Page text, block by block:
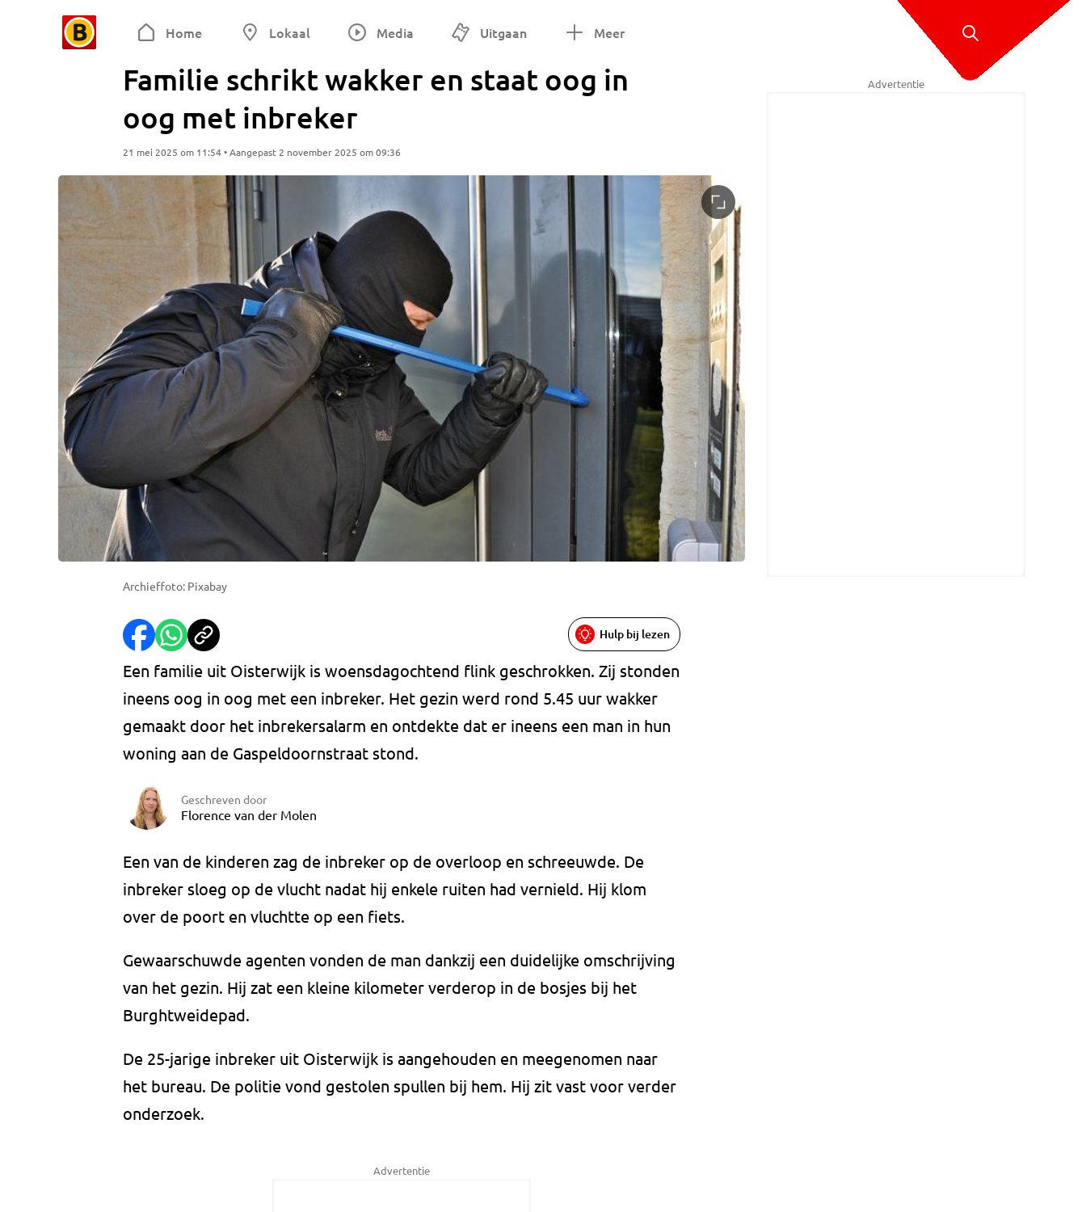
Home Lokaal Media Uitgaan Meer
Familie schrikt wakker en staat oog in
oog met inbreker
21 mei 2025 om 11:54 • Aangepast 2 november 2025 om 09:36
Archieffoto: Pixabay
Hulp bij lezen
Een familie uit Oisterwijk is woensdagochtend flink geschrokken. Zij stonden
ineens oog in oog met een inbreker. Het gezin werd rond 5.45 uur wakker
gemaakt door het inbrekersalarm en ontdekte dat er ineens een man in hun
woning aan de Gaspeldoornstraat stond.
Geschreven door
Florence van der Molen
Een van de kinderen zag de inbreker op de overloop en schreeuwde. De
inbreker sloeg op de vlucht nadat hij enkele ruiten had vernield. Hij klom
over de poort en vluchtte op een fiets.
Gewaarschuwde agenten vonden de man dankzij een duidelijke omschrijving
van het gezin. Hij zat een kleine kilometer verderop in de bosjes bij het
Burghtweidepad.
De 25-jarige inbreker uit Oisterwijk is aangehouden en meegenomen naar
het bureau. De politie vond gestolen spullen bij hem. Hij zit vast voor verder
onderzoek.
Advertentie
Advertentie